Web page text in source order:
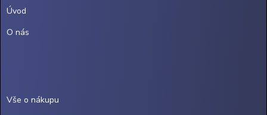
Úvod
O nás
Vše o nákupu